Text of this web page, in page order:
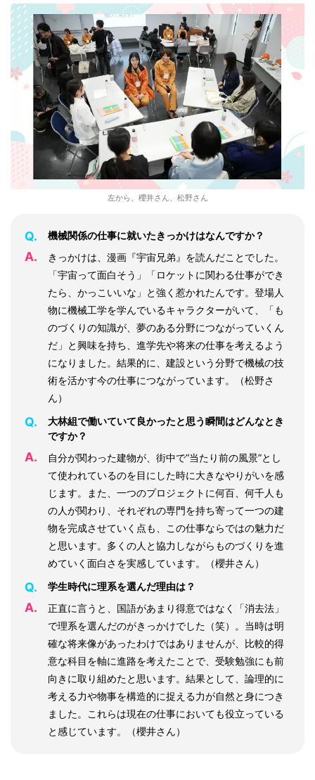
左から、櫻井さん、松野さん
Q. 機械関係の仕事に就いたきっかけはなんですか？
A.
きっかけは、漫画『宇宙兄弟』を読んだことでした。
「宇宙って面白そう」「ロケットに関わる仕事ができ
たら、かっこいいな」と強く惹かれたんです。登場人
物に機械工学を学んでいるキャラクターがいて、「も
のづくりの知識が、夢のある分野につながっていくん
だ」と興味を持ち、進学先や将来の仕事を考えるよう
になりました。結果的に、建設という分野で機械の技
術を活かす今の仕事につながっています。（松野さ
ん）
Q.
大林組で働いていて良かったと思う瞬間はどんなとき
ですか？
A.
自分が関わった建物が、街中で“当たり前の風景”とし
て使われているのを目にした時に大きなやりがいを感
じます。また、一つのプロジェクトに何百、何千人も
の人が関わり、それぞれの専門を持ち寄って一つの建
物を完成させていく点も、この仕事ならではの魅力だ
と思います。多くの人と協力しながらものづくりを進
めていく面白さを実感しています。（櫻井さん）
Q. 学生時代に理系を選んだ理由は？
A.
正直に言うと、国語があまり得意ではなく「消去法」
で理系を選んだのがきっかけでした（笑）。当時は明
確な将来像があったわけではありませんが、比較的得
意な科目を軸に進路を考えたことで、受験勉強にも前
向きに取り組めたと思います。結果として、論理的に
考える力や物事を構造的に捉える力が自然と身につき
ました。これらは現在の仕事においても役立っている
と感じています。（櫻井さん）